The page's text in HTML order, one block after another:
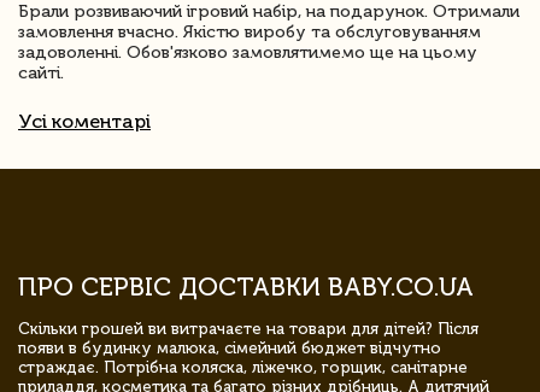
Брали розвиваючий ігровий набір, на подарунок. Отримали
замовлення вчасно. Якістю виробу та обслуговуванням
задоволенні. Обов'язково замовлятимемо ще на цьому
сайті.
Усі коментарі
ПРО СЕРВІС ДОСТАВКИ BABY.CO.UA
Скільки грошей ви витрачаєте на товари для дітей? Після
появи в будинку малюка, сімейний бюджет відчутно
страждає. Потрібна коляска, ліжечко, горщик, санітарне
приладдя, косметика та багато різних дрібниць. А дитячий